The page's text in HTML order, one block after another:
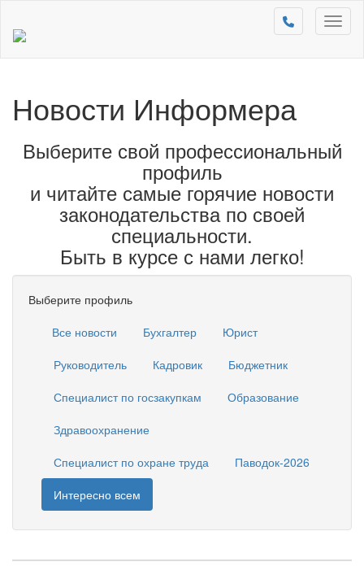
Новости Информера
Выберите свой профессиональный
профиль
и читайте самые горячие новости
законодательства по своей
специальности.
Быть в курсе с нами легко!
Выберите профиль
Все новости
Бухгалтер
Юрист
Руководитель
Кадровик
Бюджетник
Специалист по госзакупкам
Образование
Здравоохранение
Специалист по охране труда
Паводок-2026
Интересно всем